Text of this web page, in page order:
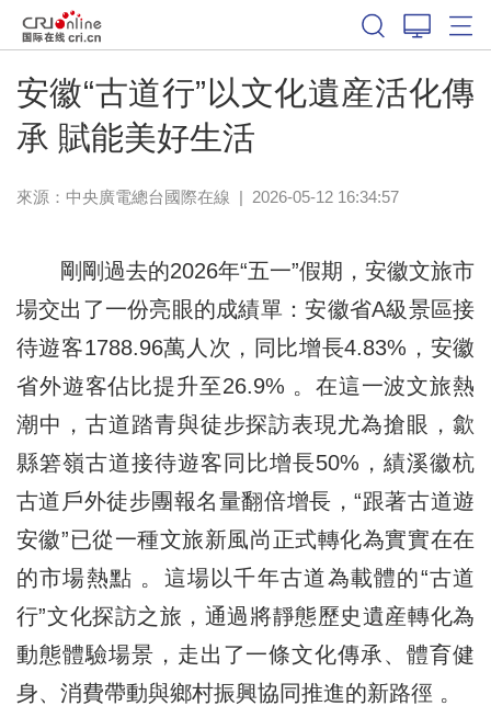
安徽“古道行”以文化遺産活化傳
承 賦能美好生活
來源：中央廣電總台國際在線 | 2026-05-12 16:34:57
剛剛過去的2026年“五一”假期，安徽文旅市
場交出了一份亮眼的成績單：安徽省A級景區接
待遊客1788.96萬人次，同比增長4.83%，安徽
省外遊客佔比提升至26.9% 。在這一波文旅熱
潮中，古道踏青與徒步探訪表現尤為搶眼，歙
縣箬嶺古道接待遊客同比增長50%，績溪徽杭
古道戶外徒步團報名量翻倍增長，“跟著古道遊
安徽”已從一種文旅新風尚正式轉化為實實在在
的市場熱點 。這場以千年古道為載體的“古道
行”文化探訪之旅，通過將靜態歷史遺産轉化為
動態體驗場景，走出了一條文化傳承、體育健
身、消費帶動與鄉村振興協同推進的新路徑 。